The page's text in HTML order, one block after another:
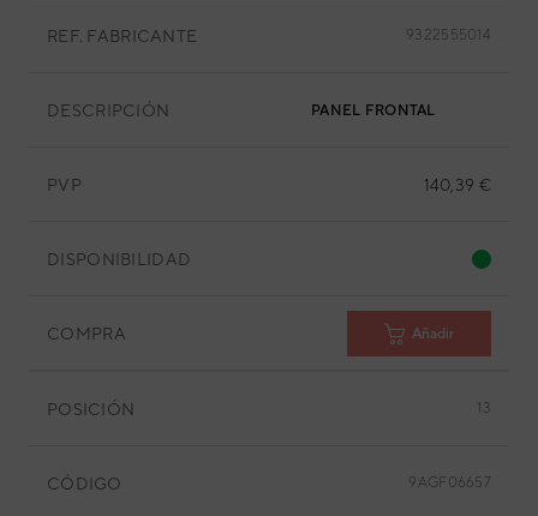
REF. FABRICANTE 9322555014
DESCRIPCIÓN PANEL FRONTAL
PVP 140,39 €
DISPONIBILIDAD
COMPRA Añadir
POSICIÓN 13
CÓDIGO 9AGF06657